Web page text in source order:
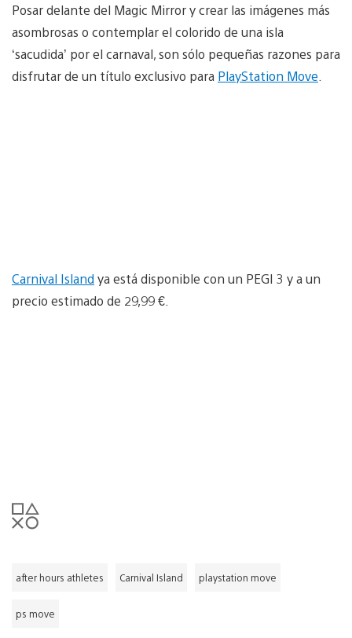
Posar delante del Magic Mirror y crear las imágenes más
asombrosas o contemplar el colorido de una isla
‘sacudida’ por el carnaval, son sólo pequeñas razones para
disfrutar de un título exclusivo para PlayStation Move
Carnival Island ya está disponible con un PEGI 3 y a un
precio estimado de 29,99 €.
after hours athletes Carnival Island playstation move
ps move